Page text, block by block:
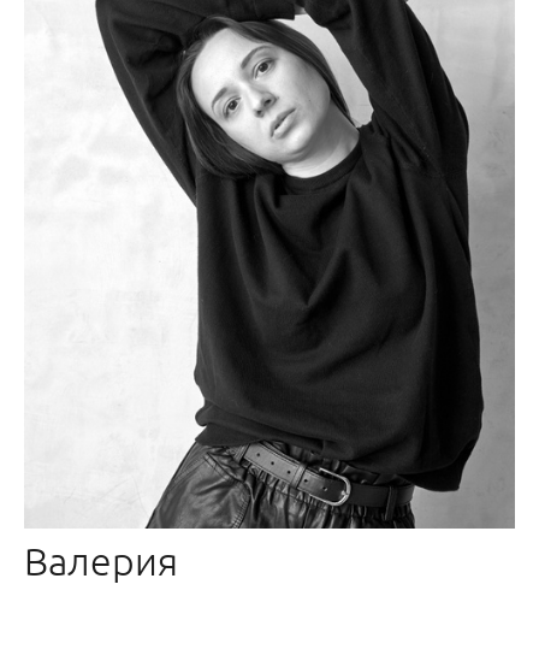
Валерия